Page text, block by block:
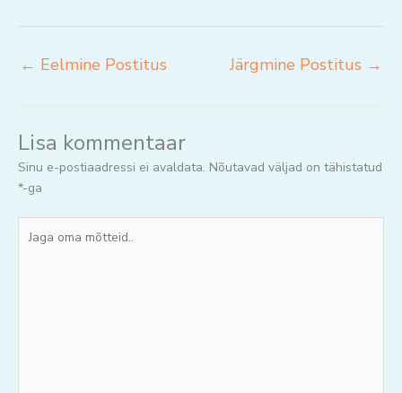
← Eelmine Postitus Järgmine Postitus →
Lisa kommentaar
Sinu e-postiaadressi ei avaldata. Nõutavad väljad on tähistatud
*-ga
oma